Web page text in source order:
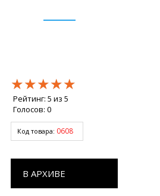
★★★★★
★★★★★
★★★★★
Рейтинг: 5 из 5
Голосов: 0
Код товара: 0608
В АРХИВЕ